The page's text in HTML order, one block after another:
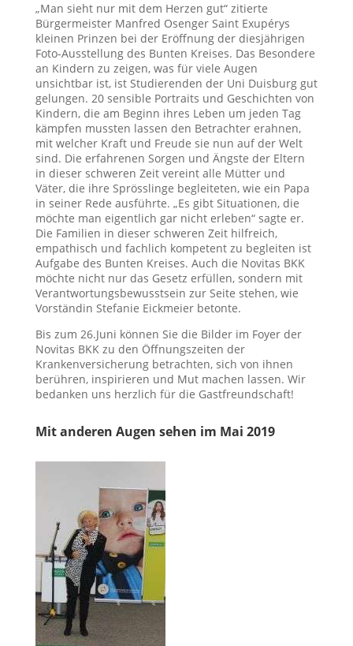
„Man sieht nur mit dem Herzen gut“ zitierte
Bürgermeister Manfred Osenger Saint Exupérys
kleinen Prinzen bei der Eröffnung der diesjährigen
Foto-Ausstellung des Bunten Kreises. Das Besondere
an Kindern zu zeigen, was für viele Augen
unsichtbar ist, ist Studierenden der Uni Duisburg gut
gelungen. 20 sensible Portraits und Geschichten von
Kindern, die am Beginn ihres Leben um jeden Tag
kämpfen mussten lassen den Betrachter erahnen,
mit welcher Kraft und Freude sie nun auf der Welt
sind. Die erfahrenen Sorgen und Ängste der Eltern
in dieser schweren Zeit vereint alle Mütter und
Väter, die ihre Sprösslinge begleiteten, wie ein Papa
in seiner Rede ausführte. „Es gibt Situationen, die
möchte man eigentlich gar nicht erleben“ sagte er.
Die Familien in dieser schweren Zeit hilfreich,
empathisch und fachlich kompetent zu begleiten ist
Aufgabe des Bunten Kreises. Auch die Novitas BKK
möchte nicht nur das Gesetz erfüllen, sondern mit
Verantwortungsbewusstsein zur Seite stehen, wie
Vorständin Stefanie Eickmeier betonte.
Bis zum 26.Juni können Sie die Bilder im Foyer der
Novitas BKK zu den Öffnungszeiten der
Krankenversicherung betrachten, sich von ihnen
berühren, inspirieren und Mut machen lassen. Wir
bedanken uns herzlich für die Gastfreundschaft!
Mit anderen Augen sehen im Mai 2019